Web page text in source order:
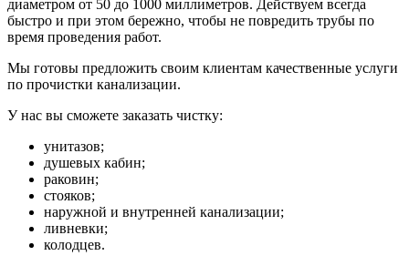
диаметром от 50 до 1000 миллиметров. Действуем всегда
быстро и при этом бережно, чтобы не повредить трубы по
время проведения работ.
Мы готовы предложить своим клиентам качественные услуги
по прочистки канализации.
У нас вы сможете заказать чистку:
унитазов;
душевых кабин;
раковин;
стояков;
наружной и внутренней канализации;
ливневки;
колодцев.